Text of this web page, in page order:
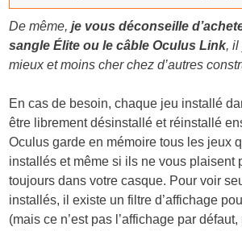
De même,je vous déconseille
sangle Élite ou le câble Oculus Link, il
mieux et moins cher chez d’autres
En cas de besoin, chaque jeu installé
être librement désinstallé et réinstallé
Oculus garde en mémoire tous les jeux
installés et même si ils ne vous plaisent
toujours dans votre casque. Pour voir
installés, il existe un filtre d’affichage
(mais ce n’est pas l’affichage par